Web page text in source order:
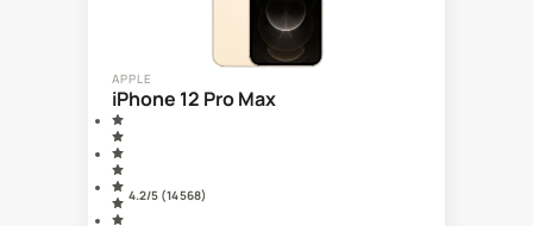
APPLE
iPhone 12 Pro Max
4.2/5 (14 568)